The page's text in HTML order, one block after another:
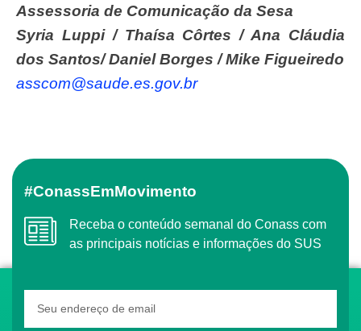
Assessoria de Comunicação da Sesa
Syria Luppi / Thaísa Côrtes / Ana Cláudia
dos Santos/ Daniel Borges / Mike Figueiredo
asscom@saude.es.gov.br
#ConassEmMovimento
Receba o conteúdo semanal do Conass com
as principais notícias e informações do SUS